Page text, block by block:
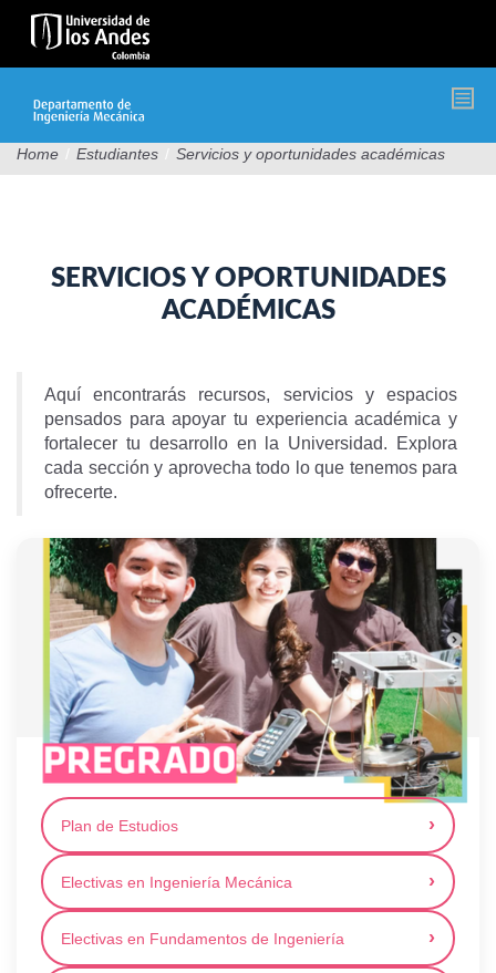
Pasar
contenido
Home / Estudiantes / Servicios y oportunidades académicas
SERVICIOS Y OPORTUNIDADES
ACADÉMICAS
Aquí encontrarás recursos, servicios y espacios
pensados para apoyar tu experiencia académica y
fortalecer tu desarrollo en la Universidad. Explora
cada sección y aprovecha todo lo que tenemos para
ofrecerte.
Plan de Estudios
Electivas en Ingeniería Mecánica
Electivas en Fundamentos de Ingeniería